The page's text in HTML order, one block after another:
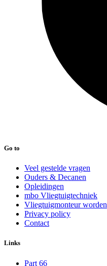
Go to
Veel gestelde vragen
Ouders & Decanen
Opleidingen
mbo Vliegtuigtechniek
Vliegtuigmonteur worden
Privacy policy
Contact
Links
Part 66